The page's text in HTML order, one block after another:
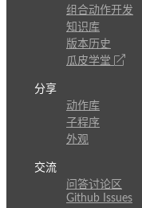
组合动作开发
知识库
版本历史
瓜皮学堂
分享
动作库
子程序
外观
交流
问答讨论区
Github Issues